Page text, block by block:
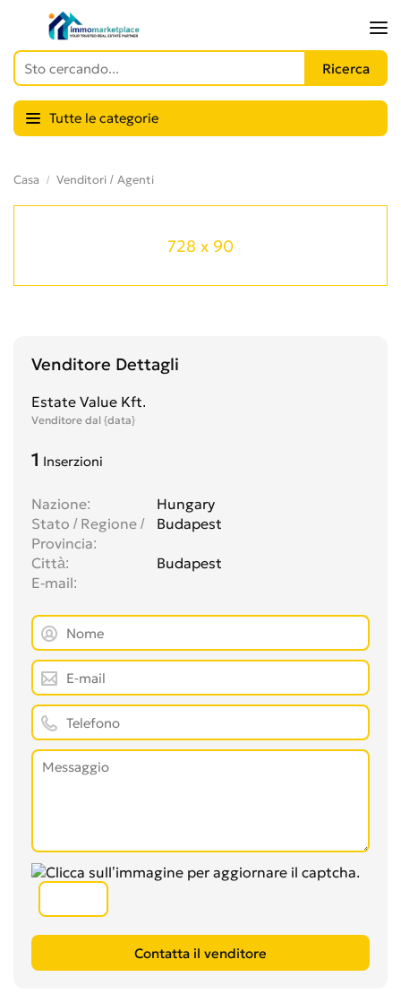
Tutte le categorie
Casa Venditori / Agenti
728 x 90
Venditore Dettagli
Estate Value Kft.
Venditore dal {data}
1 Inserzioni
Nazione
Hungary
Stato / Regione /
Provincia
Budapest
Città
Budapest
E-mail